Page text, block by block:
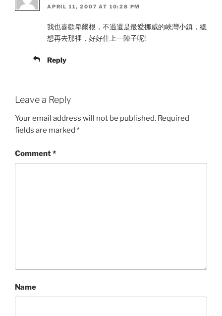
APRIL 11, 2007 AT 10:28 PM
我也喜歡卑爾根，不過還是最愛挪威的峽灣小鎮，總
想再去那裡，好好住上一陣子呢!
Reply
Leave a Reply
Your email address will not be published. Required
fields are marked *
Comment*
Name